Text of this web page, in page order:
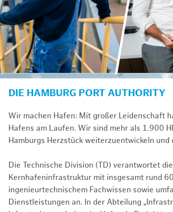
DIE HAMBURG PORT AUTHORITY
Wir machen Hafen: Mit großer Leidenschaft
Hafens am Laufen. Wir sind mehr als 1.900
Hamburgs Herzstück weiterzuentwickeln
Die Technische Division (TD) verantwortet
Kernhafeninfrastruktur mit insgesamt rund
ingenieurtechnischem Fachwissen sowie
Dienstleistungen an. In der Abteilung